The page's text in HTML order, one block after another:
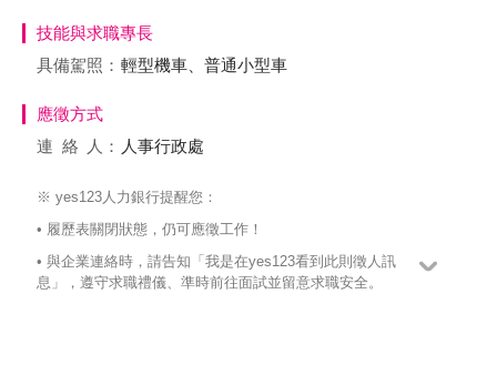
技能與求職專長
具備駕照： 輕型機車、普通小型車
應徵方式
連絡
人： 人事行政處
※ yes123人力銀行提醒您：
• 履歷表關閉狀態，仍可應徵工作！
• 與企業連絡時，請告知「我是在yes123看到此則徵人訊
息」，遵守求職禮儀、準時前往面試並留意求職安全。